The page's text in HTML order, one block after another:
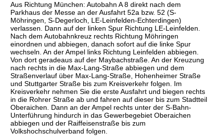
Aus Richtung München: Autobahn A 8 direkt nach dem
Parkhaus der Messe an der Ausfahrt 52a bzw. 52 (S-
Möhringen, S-Degerloch, LE-Leinfelden-Echterdingen)
verlassen. Dann auf der linken Spur Richtung LE-Leinfelden.
Nach dem Autobahnkreuz rechts Richtung Möhringen
einordnen und abbiegen, danach sofort auf die linke Spur
wechseln. An der Ampel links Richtung Leinfelden abbiegen.
Von dort geradeaus auf der Maybachstraße. An der Kreuzung
nach rechts in die Max-Lang-Straße abbiegen und dem
Straßenverlauf über Max-Lang-Straße, Hohenheimer Straße
und Stuttgarter Straße bis zum Kreisverkehr folgen. Im
Kreisverkehr nehmen Sie die erste Ausfahrt und biegen rechts
in die Rohrer Straße ab und fahren auf dieser bis zum Stadtteil
Oberaichen. Dann an der Ampel rechts unter der S-Bahn-
Unterführung hindurch in das Gewerbegebiet Oberaichen
abbiegen und der Raiffeisenstraße bis zum
Volkshochschulverband folgen.